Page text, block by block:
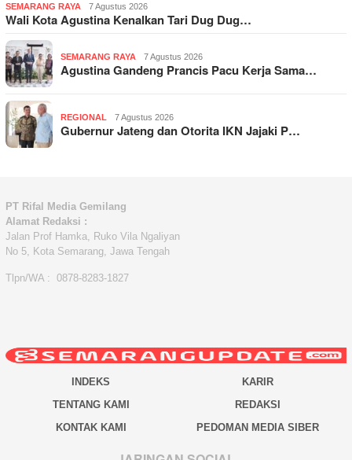
SEMARANG RAYA 7 Agustus 2026
Wali Kota Agustina Kenalkan Tari Dug Dug…
SEMARANG RAYA 7 Agustus 2026
Agustina Gandeng Prancis Pacu Kerja Sama…
REGIONAL 7 Agustus 2026
Gubernur Jateng dan Otorita IKN Jajaki P…
PT Rifal Media Gemilang
Alamat Redaksi :
Jalan Prof Hamka, Ruko Vila Ngaliyan
No 5, Kota Semarang, Jawa Tengah
Tlpn/WA : 0878-8283-1827
INDEKS
KARIR
TENTANG KAMI
REDAKSI
KONTAK KAMI
PEDOMAN MEDIA SIBER